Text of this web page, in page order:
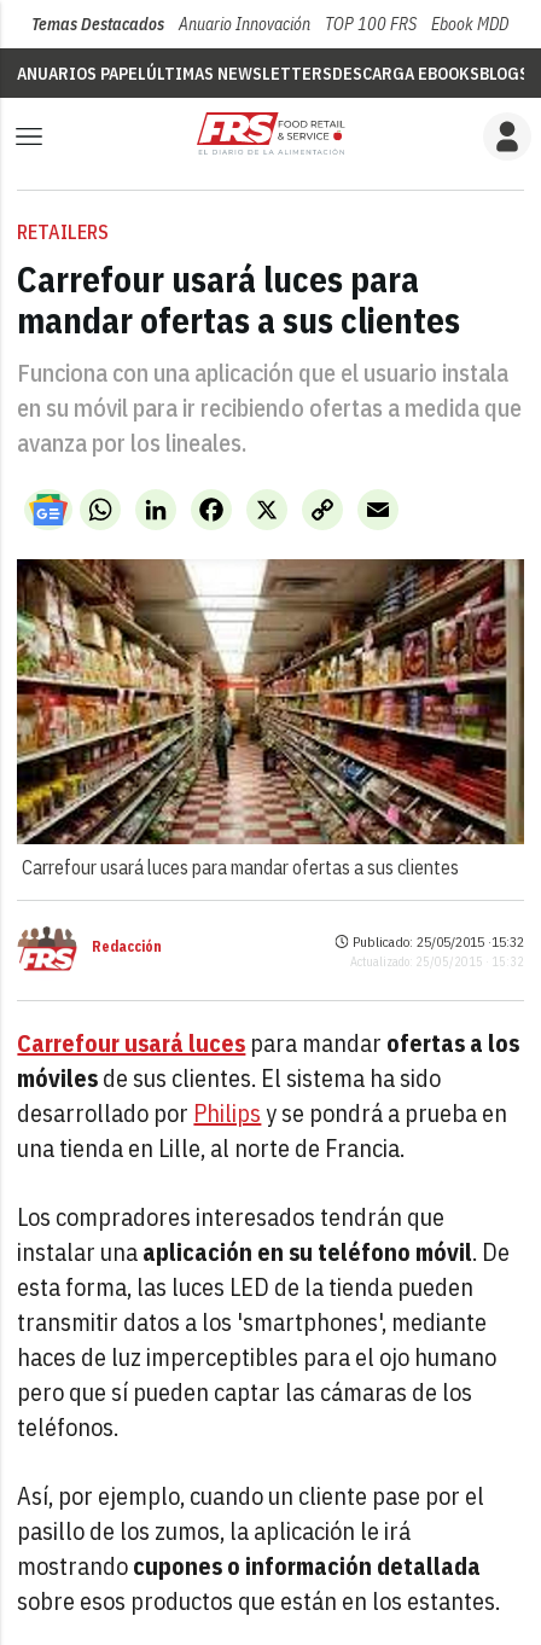
Temas Destacados Anuario Innovación TOP 100 FRS Ebook MDD
ANUARIOS PAPELÚLTIMAS NEWSLETTERSDESCARGA EBOOKSBLOGS
RETAILERS
Carrefour usará luces para
mandar ofertas a sus clientes
Funciona con una aplicación que el usuario instala
en su móvil para ir recibiendo ofertas a medida que
avanza por los lineales.
WhatsAppLinkedIn X
Facebook
Copy
Link
Email
Carrefour usará luces para mandar ofertas a sus clientes
Redacción Publicado: 25/05/2015 ·15:32
Actualizado: 25/05/2015 · 15:32
Carrefour usará luces para mandar ofertas a los
móvilesde sus clientes. El sistema ha sido
desarrollado por Philipsy se pondrá a prueba en
una tienda en Lille, al norte de Francia.
Los compradores interesados tendrán que
instalar unaaplicación en su teléfono móvil. De
esta forma, las luces LED de la tienda pueden
transmitir datos a los 'smartphones', mediante
haces de luz imperceptibles para el ojo humano
pero que sí pueden captar las cámaras de los
teléfonos.
Así, por ejemplo, cuando un cliente pase por el
pasillo de los zumos, la aplicación le irá
mostrandocupones o información detallada
sobre esos productos que están en los estantes.